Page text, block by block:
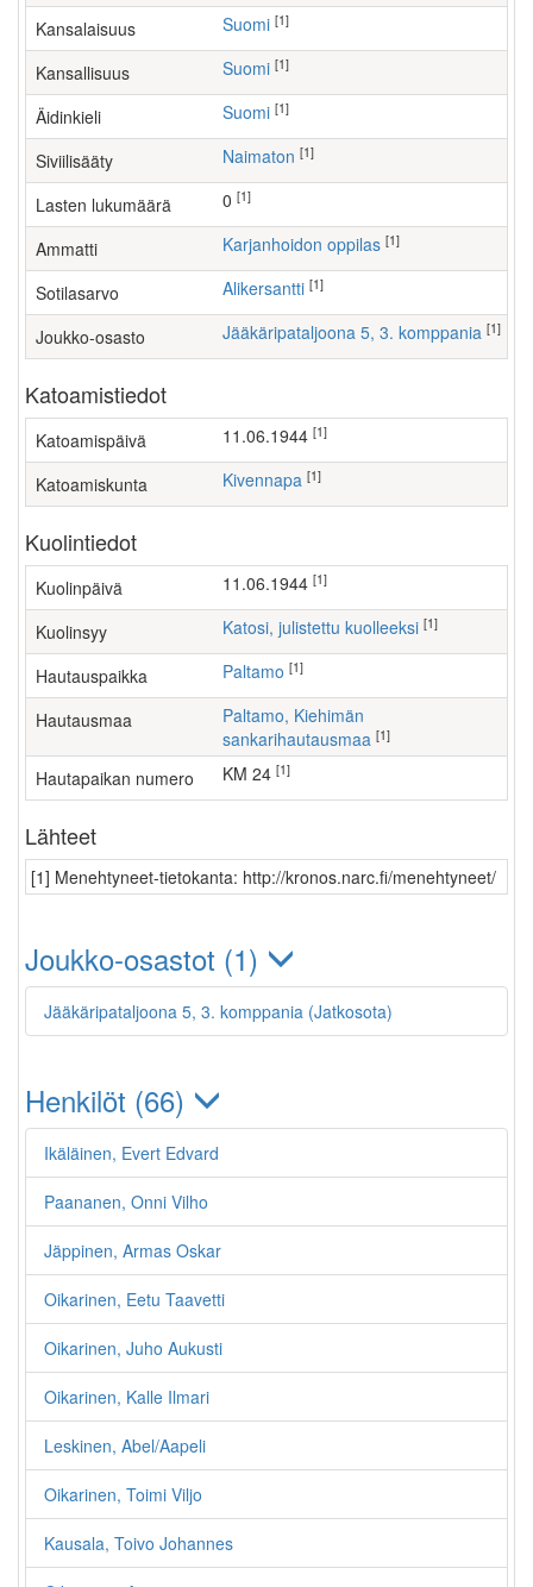
Kansalaisuus Suomi [1]
Kansallisuus Suomi [1]
Äidinkieli Suomi [1]
Siviilisääty Naimaton [1]
Lasten lukumäärä [1]
Ammatti karjanhoidon oppilas [1]
Sotilasarvo Alikersantti [1]
Joukko-osasto Jääkäripataljoona 5, 3. komppania [1]
Katoamistiedot
Katoamispäivä 11.06.1944 [1]
Katoamiskunta Kivennapa [1]
Kuolintiedot
Kuolinpäivä 11.06.1944 [1]
Kuolinsyy Katosi, julistettu kuolleeksi [1]
Hautauspaikka Paltamo [1]
Hautausmaa
Paltamo, Kiehimän
sankarihautausmaa [1]
Hautapaikan numero KM 24 [1]
Lähteet
[1] Menehtyneet-tietokanta: http://kronos.narc.fi/menehtyneet/
Joukko-osastot (1)
Jääkäripataljoona 5, 3. komppania (Jatkosota)
Henkilöt (66)
Ikäläinen, Evert Edvard
Paananen, Onni Vilho
Jäppinen, Armas Oskar
Oikarinen, Eetu Taavetti
Oikarinen, Juho Aukusti
Oikarinen, Kalle Ilmari
Leskinen, Abel/Aapeli
Oikarinen, Toimi Viljo
Kausala, Toivo Johannes